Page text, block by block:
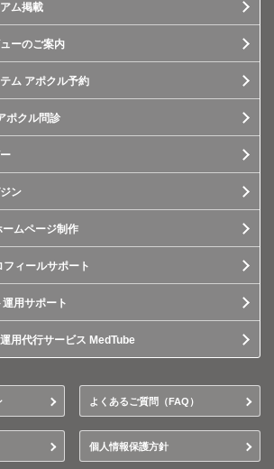
ム掲載
ーのご案内
ム アポクル予約
ポクル問診
ン
ムページ制作
ィールサポート
用サポート
用代行サービス MedTube
よくあるご質問（FAQ）
個人情報保護方針